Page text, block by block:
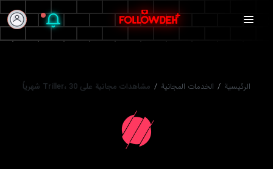
الرئيسية / الخدمات المجانية / مشاهدات مجانية على Triller، 30 شهرياً